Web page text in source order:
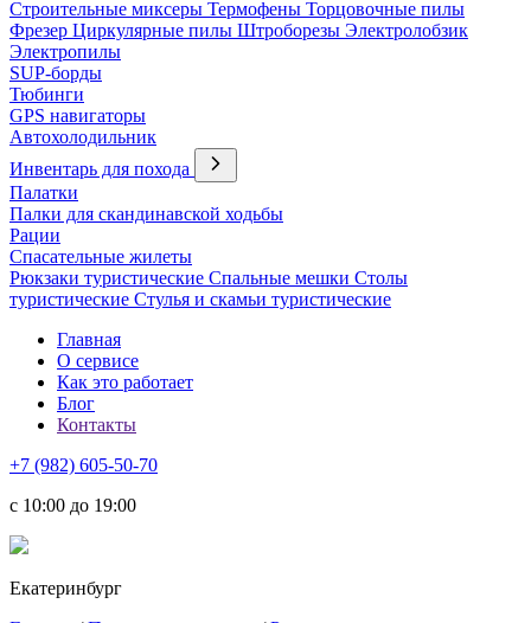
Строительные миксеры Термофены Торцовочные пилы
Фрезер Циркулярные пилы Штроборезы Электролобзик
Электропилы
SUP-борды
Тюбинги
GPS навигаторы
Автохолодильник
Инвентарь для похода
Палатки
Палки для скандинавской ходьбы
Рации
Спасательные жилеты
Рюкзаки туристические Спальные мешки Столы
туристические Стулья и скамьи туристические
Главная
О сервисе
Как это работает
Блог
Контакты
+7 (982) 605-50-70
c 10:00 до 19:00
Екатеринбург